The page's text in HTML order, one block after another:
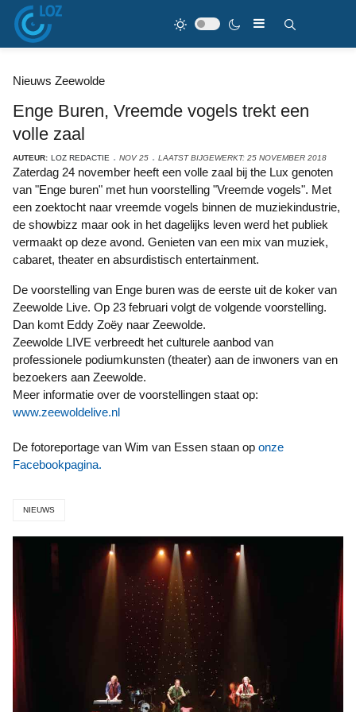
Nieuws Zeewolde
Enge Buren, Vreemde vogels trekt een
volle zaal
AUTEUR: LOZ REDACTIE NOV 25 LAATST BIJGEWERKT: 25 NOVEMBER 2018
Zaterdag 24 november heeft een volle zaal bij the Lux genoten
van "Enge buren" met hun voorstelling "Vreemde vogels". Met
een zoektocht naar vreemde vogels binnen de muziekindustrie,
de showbizz maar ook in het dagelijks leven werd het publiek
vermaakt op deze avond. Genieten van een mix van muziek,
cabaret, theater en absurdistisch entertainment.
De voorstelling van Enge buren was de eerste uit de koker van
Zeewolde Live. Op 23 februari volgt de volgende voorstelling.
Dan komt Eddy Zoëy naar Zeewolde.
Zeewolde LIVE verbreedt het culturele aanbod van
professionele podiumkunsten (theater) aan de inwoners van en
bezoekers aan Zeewolde.
Meer informatie over de voorstellingen staat op:
www.zeewoldelive.nl
De fotoreportage van Wim van Essen staan op onze
Facebookpagina.
NIEUWS